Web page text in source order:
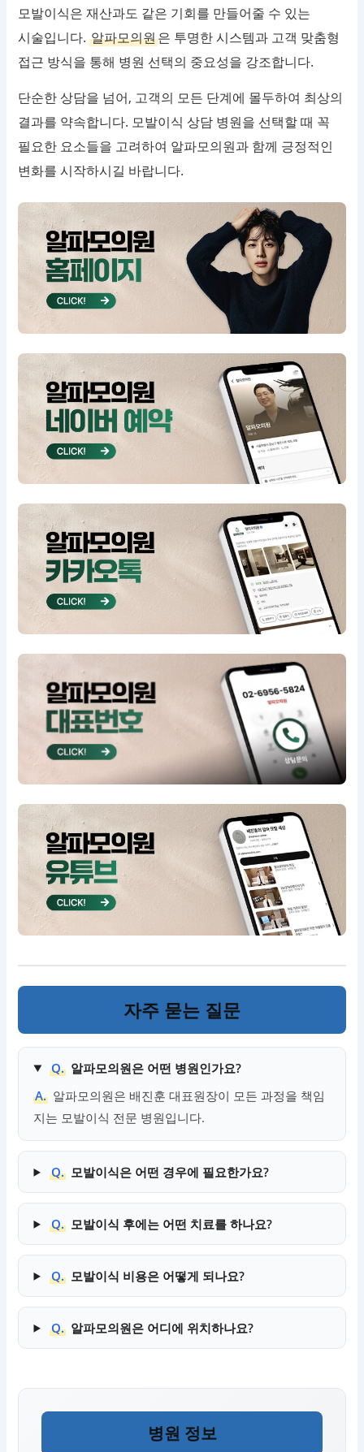
모발이식은 재산과도 같은 기회를 만들어줄 수 있는
시술입니다.알파모의원은 투명한 시스템과 고객 맞춤형
접근 방식을 통해 병원 선택의 중요성을 강조합니다.
단순한 상담을 넘어, 고객의 모든 단계에 몰두하여 최상의
결과를 약속합니다. 모발이식 상담 병원을 선택할 때 꼭
필요한 요소들을 고려하여 알파모의원과 함께 긍정적인
변화를 시작하시길 바랍니다.
자주 묻는 질문
Q. 알파모의원은 어떤 병원인가요?
A. 알파모의원은 배진훈 대표원장이 모든 과정을 책임
지는 모발이식 전문 병원입니다.
Q. 모발이식은 어떤 경우에 필요한가요?
Q. 모발이식 후에는 어떤 치료를 하나요?
Q. 모발이식 비용은 어떻게 되나요?
Q. 알파모의원은 어디에 위치하나요?
병원 정보